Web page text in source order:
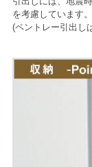
を考慮しています。
(ペントレー引出し